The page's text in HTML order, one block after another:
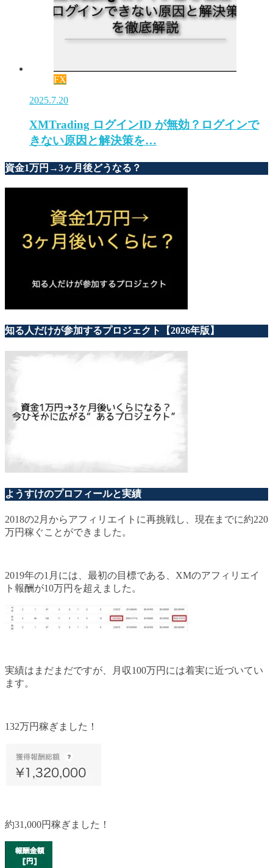
FX
2025.7.20
XMTrading ログインID が無効？ログインで
きない原因と解決策を…
資金1万円→3ヶ月後どうなる？
知る人だけが参加するプロジェクト【2026年版】
ようすけのプロフィールと実績
2018の2月からアフィリエイトに再挑戦し、現在までに約220
万円稼ぐことができました。
2019年の1月には、最初の目標である、XMのアフィリエイ
ト報酬が10万円を超えました。
実績はまだまだですが、月収100万円には着実に近づいてい
ます。
132万円稼ぎました！
約31,000円稼ぎました！